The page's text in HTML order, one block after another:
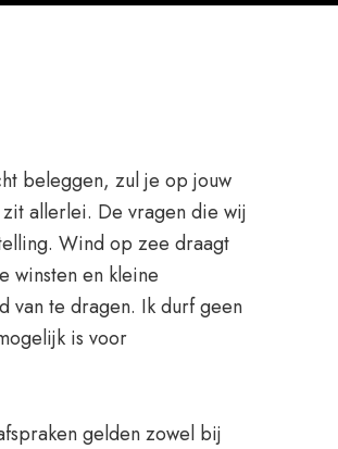
beleggen, zul je op jouw
allerlei. De vragen die wij
Wind op zee draagt
winsten en kleine
van te dragen. Ik durf geen
is voor
gelden zowel bij